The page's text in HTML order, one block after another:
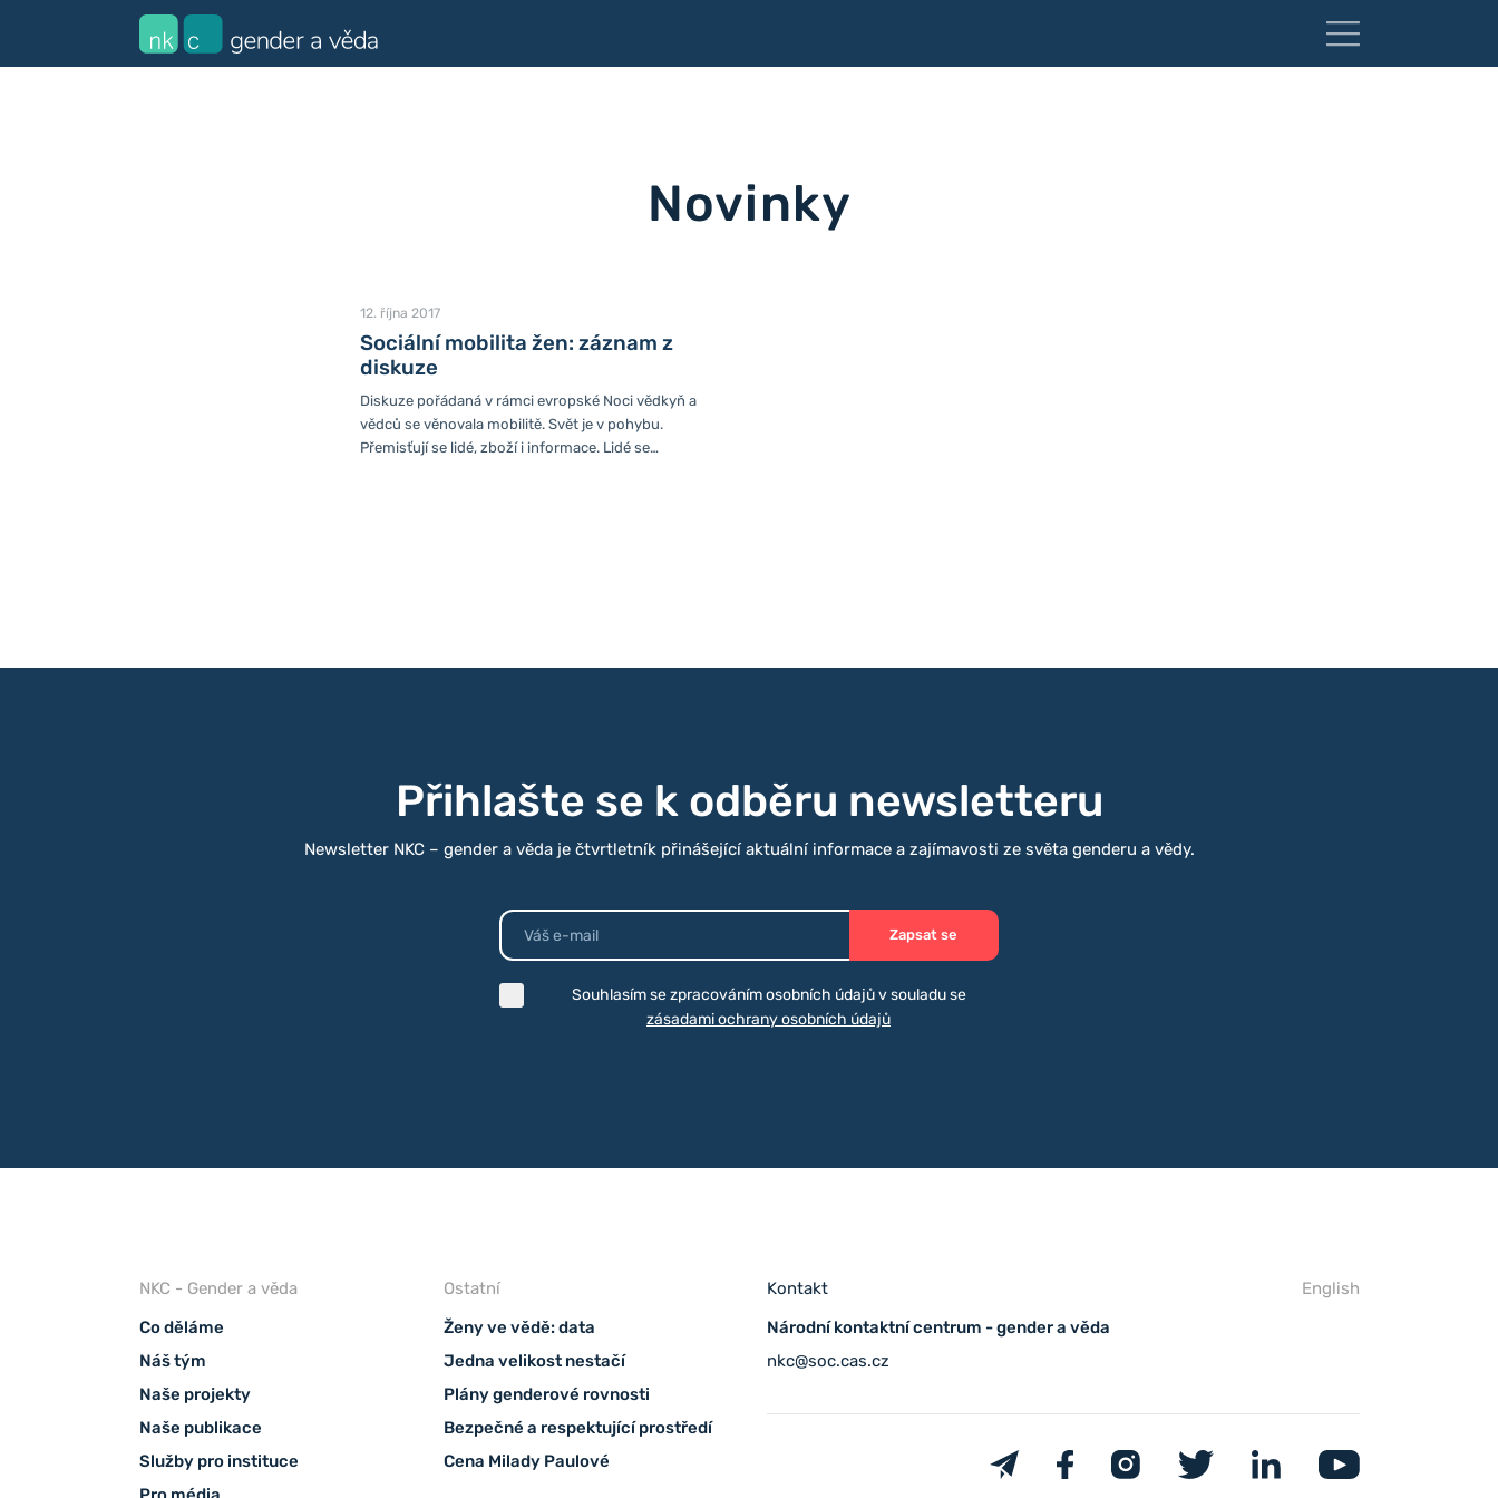
Novinky
12. října 2017
Sociální mobilita žen: záznam z
diskuze
Diskuze pořádaná v rámci evropské Noci vědkyň a
vědců se věnovala mobilitě. Svět je v pohybu.
Přemisťují se lidé, zboží i informace. Lidé se
Přihlašte se k odběru newsletteru
Newsletter NKC – gender a věda je čtvrtletník přinášející aktuální informace a zajímavosti ze světa genderu a vědy.
Zapsat se
Souhlasím se zpracováním osobních údajů v souladu se
zásadami ochrany osobních údajů
NKC - Gender a věda
Co děláme
Náš tým
Naše projekty
Naše publikace
Služby pro instituce
Ostatní
Ženy ve vědě: data
Jedna velikost nestačí
Plány genderové rovnosti
Bezpečné a respektující prostředí
Cena Milady Paulové
Kontakt
English
Národní kontaktní centrum - gender a věda
nkc@soc.cas.cz